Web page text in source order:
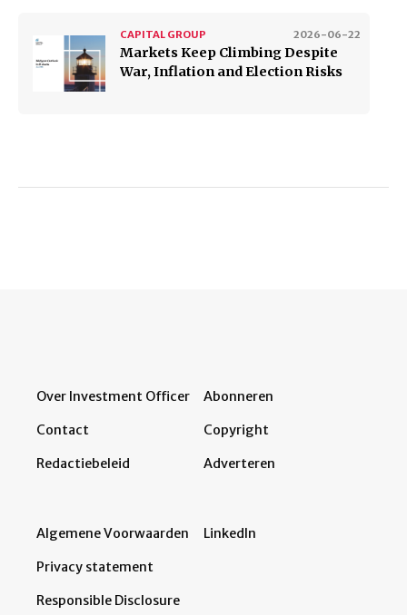
2026-06-22
CAPITAL GROUP
Markets Keep Climbing Despite
War, Inflation and Election Risks
Over Investment Officer
Contact
Redactiebeleid
Abonneren
Copyright
Adverteren
Algemene Voorwaarden
Privacy statement
Responsible Disclosure
LinkedIn